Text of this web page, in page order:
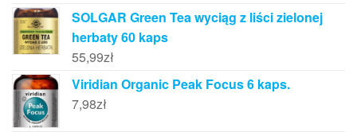
SOLGAR Green Tea wyciąg z liści zielonej
herbaty 60 kaps
55,99zł
Viridian Organic Peak Focus 6 kaps.
7,98zł